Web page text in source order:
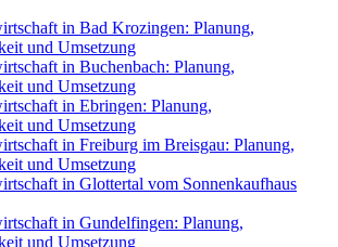
in Bad Krozingen: Planung,
und Umsetzung
in Buchenbach: Planung,
und Umsetzung
in Ebringen: Planung,
und Umsetzung
in Freiburg im Breisgau: Planung,
und Umsetzung
in Glottertal vom Sonnenkaufhaus
in Gundelfingen: Planung,
und Umsetzung